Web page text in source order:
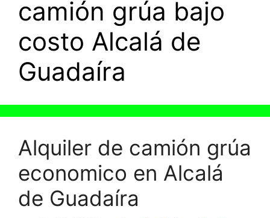
camión grúa bajo
costo Alcalá de
Guadaíra
Alquiler de camión grúa
economico en Alcalá
de Guadaíra